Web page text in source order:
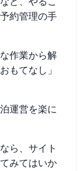
約管理の手
作業から解
もてなし」
運営を楽に
ら、サイト
みてはいか